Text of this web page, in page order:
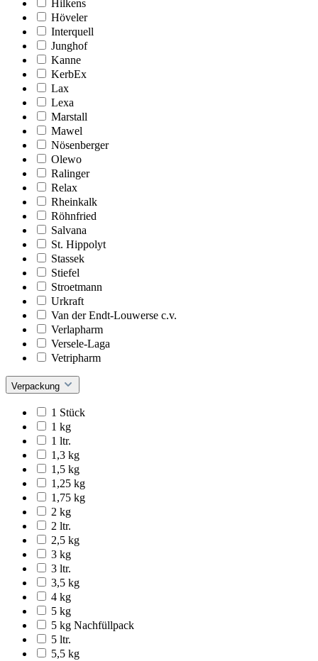
Hilkens
Höveler
Interquell
Junghof
Kanne
KerbEx
Lax
Lexa
Marstall
Mawel
Nösenberger
Olewo
Ralinger
Relax
Rheinkalk
Röhnfried
Salvana
St. Hippolyt
Stassek
Stiefel
Stroetmann
Urkraft
Van der Endt-Louwerse c.v.
Verlapharm
Versele-Laga
Vetripharm
Verpackung
1 Stück
1 kg
1 ltr.
1,3 kg
1,5 kg
1,25 kg
1,75 kg
2 kg
2 ltr.
2,5 kg
3 kg
3 ltr.
3,5 kg
4 kg
5 kg
5 kg Nachfüllpack
5 ltr.
5,5 kg